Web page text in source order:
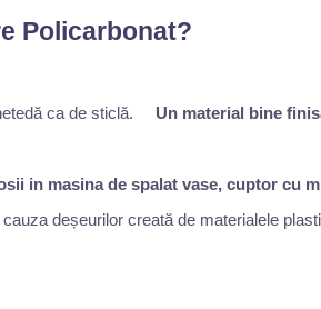
Policarbonat?
Un material bine
in masina de spalat vase, cuptor cu